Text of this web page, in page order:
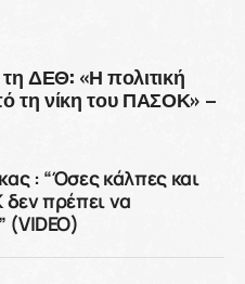
ΔΕΘ: «Η πολιτική
τη νίκη του ΠΑΣΟΚ» –
: “Όσες κάλπες και
πρέπει να
(VIDEO)